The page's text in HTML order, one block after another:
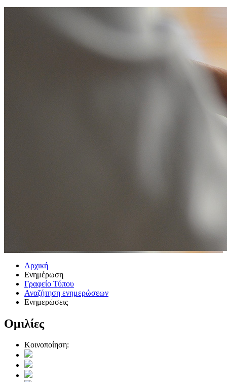
Αρχική
Ενημέρωση
Γραφείο Τύπου
Αναζήτηση ενημερώσεων
Ενημερώσεις
Ομιλίες
Κοινοποίηση: